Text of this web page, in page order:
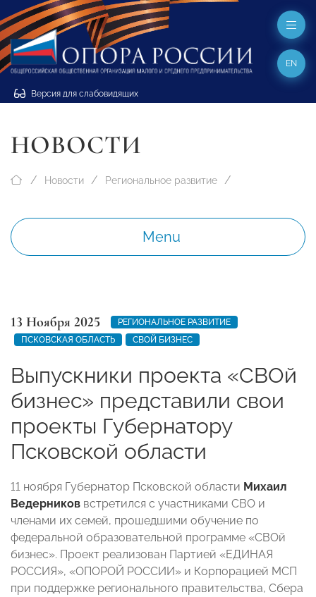
Версия для слабовидящих
EN
НОВОСТИ
Новости Региональное развитие
Menu
13 Ноября 2025
РЕГИОНАЛЬНОЕ РАЗВИТИЕ
ПСКОВСКАЯ ОБЛАСТЬ
СВОЙ БИЗНЕС
Выпускники проекта «СВОй
бизнес» представили свои
проекты Губернатору
Псковской области
11 ноября Губернатор Псковской области Михаил
Ведерников встретился с участниками СВО и
членами их семей, прошедшими обучение по
федеральной образовательной программе «СВОй
бизнес». Проект реализован Партией «ЕДИНАЯ
РОССИЯ», «ОПОРОЙ РОССИИ» и Корпорацией МСП
при поддержке регионального правительства, Сбера